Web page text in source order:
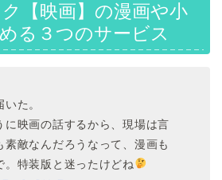
【映画】の漫画や小
る３つのサービス
た。
に映画の話するから、現場は言
素敵なんだろうなって、漫画も
。特装版と迷ったけどね